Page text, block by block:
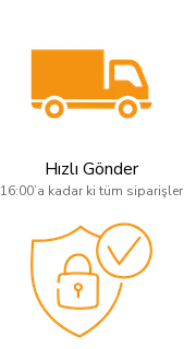
Hızlı Gönder
16:00’a kadar ki tüm siparişler